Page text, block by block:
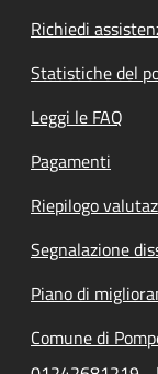
Richiedi
Statistiche del
Leggi le FAQ
Pagamenti
Riepilogo
Segnalazione
Piano di
Comune di